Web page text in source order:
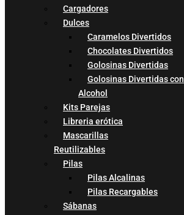
Cargadores
Dulces
Caramelos Divertidos
Chocolates Divertidos
Golosinas Divertidas
Golosinas Divertidas con
Alcohol
Kits Parejas
Libreria erótica
Mascarillas
Reutilizables
Pilas
Pilas Alcalinas
Pilas Recargables
Sábanas